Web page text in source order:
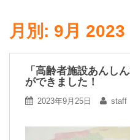
月別: 9月 2023
「高齢者施設あんし
ができました！
2023年9月25日 staff